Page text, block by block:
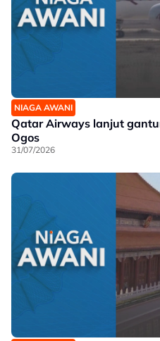
NIAGA AWANI
Qatar Airways lanjut
Ogos
31/07/2026